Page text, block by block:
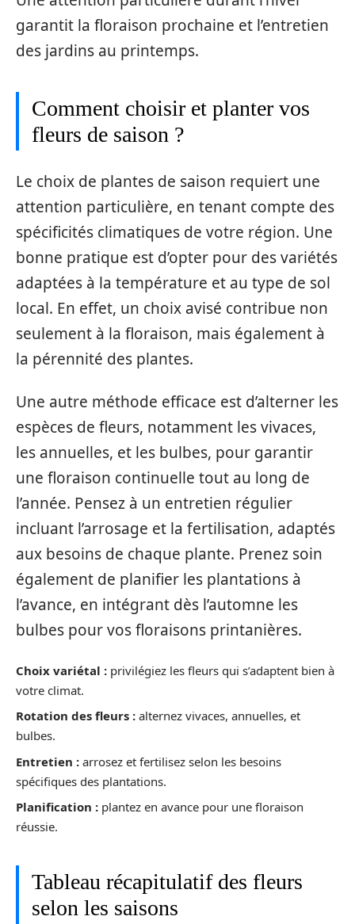
garantit la floraison prochaine et l’entretien
des jardins au printemps.
Comment choisir et planter vos
fleurs de saison ?
Le choix de plantes de saison requiert une
attention particulière, en tenant compte des
spécificités climatiques de votre région. Une
bonne pratique est d’opter pour des variétés
adaptées à la température et au type de sol
local. En effet, un choix avisé contribue non
seulement à la floraison, mais également à
la pérennité des plantes.
Une autre méthode efficace est d’alterner les
espèces de fleurs, notamment les vivaces,
les annuelles, et les bulbes, pour garantir
une floraison continuelle tout au long de
l’année. Pensez à un entretien régulier
incluant l’arrosage et la fertilisation, adaptés
aux besoins de chaque plante. Prenez soin
également de planifier les plantations à
l’avance, en intégrant dès l’automne les
bulbes pour vos floraisons printanières.
Choix variétal : privilégiez les fleurs qui s’adaptent bien à
votre climat.
Rotation des fleurs : alternez vivaces, annuelles, et
bulbes.
Entretien : arrosez et fertilisez selon les besoins
spécifiques des plantations.
Planification : plantez en avance pour une floraison
réussie.
Tableau récapitulatif des fleurs
selon les saisons